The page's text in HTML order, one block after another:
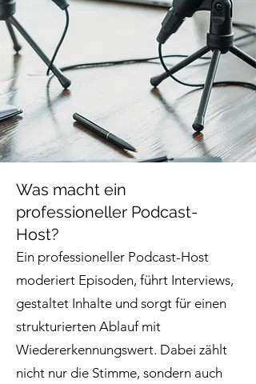
Was macht ein
professioneller Podcast-
Host?
Ein professioneller Podcast-Host
moderiert Episoden, führt Interviews,
gestaltet Inhalte und sorgt für einen
strukturierten Ablauf mit
Wiedererkennungswert. Dabei zählt
nicht nur die Stimme, sondern auch